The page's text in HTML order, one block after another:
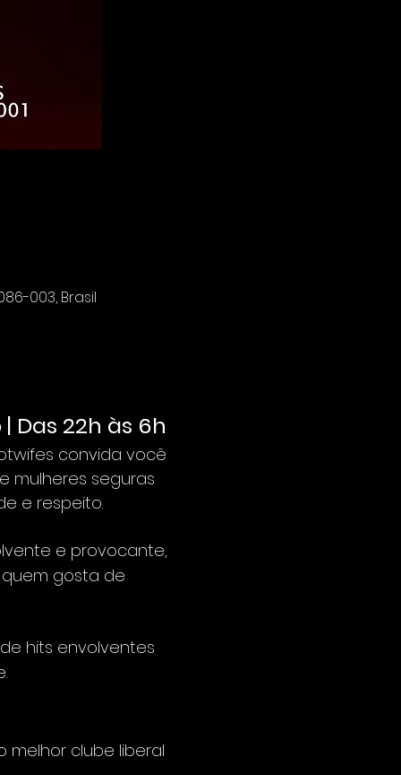
003, Brasil
Das 22h às 6h
convida você
mulheres seguras
e respeito.
e provocante,
gosta de
hits envolventes
melhor clube liberal